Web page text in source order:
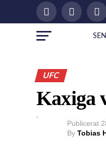
UFC
Kaxiga
Publicerat
By Tobias